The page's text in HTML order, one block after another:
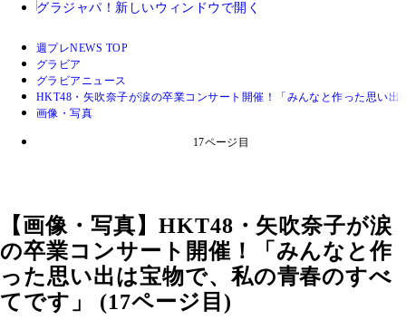
グラジャパ！ 新しいウィンドウで開く
週プレNEWS TOP
グラビア
グラビアニュース
HKT48・矢吹奈子が涙の卒業コンサート開催！「みんなと作った思い出
画像・写真
17ページ目
【画像・写真】HKT48・矢吹奈子が涙
の卒業コンサート開催！「みんなと作
った思い出は宝物で、私の青春のすべ
てです」 (17ページ目)